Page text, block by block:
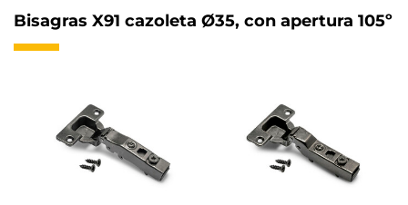
Bisagras X91 cazoleta Ø35, con apertura 105º